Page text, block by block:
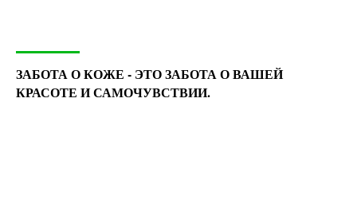
ЗАБОТА О КОЖЕ - ЭТО ЗАБОТА О ВАШЕЙ
КРАСОТЕ И САМОЧУВСТВИИ.